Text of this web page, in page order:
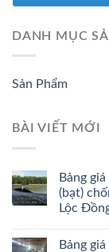
DANH MỤC
Sản Phẩm
BÀI VIẾT MỚI
Bảng
(bạt)
Lộc
Bảng